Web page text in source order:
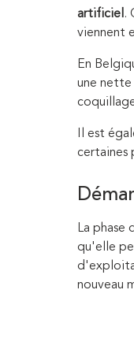
artificiel.
viennent
En
une nette
Il est
certaines
La phase
qu'elle
nouveau